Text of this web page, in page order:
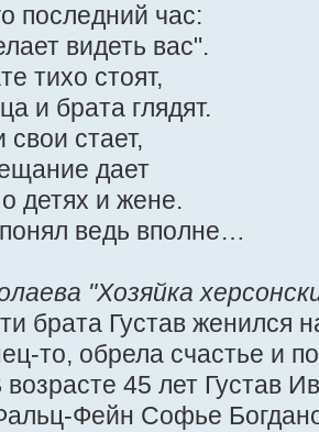
последний час:
видеть вас".
тихо стоят,
и брата глядят.
свои стает,
дает
детях и жене.
ведь вполне…
"Хозяйка
брата Густав женился
то, обрела счастье и
45 лет Густав
Фейн Софье